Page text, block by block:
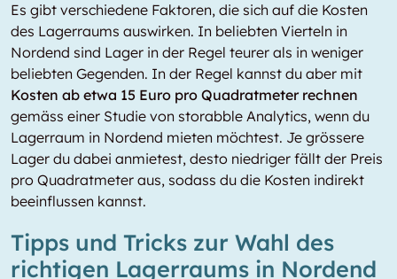
Es gibt verschiedene Faktoren, die sich auf die Kosten
des Lagerraums auswirken. In beliebten Vierteln in
Nordend sind Lager in der Regel teurer als in weniger
beliebten Gegenden. In der Regel kannst du aber mit
Kosten ab etwa 15 Euro pro Quadratmeter rechnen
gemäss einer Studie von storabble Analytics, wenn du
Lagerraum in Nordend mieten möchtest. Je grössere
Lager du dabei anmietest, desto niedriger fällt der Preis
pro Quadratmeter aus, sodass du die Kosten indirekt
beeinflussen kannst.
Tipps und Tricks zur Wahl des
richtigen Lagerraums in Nordend